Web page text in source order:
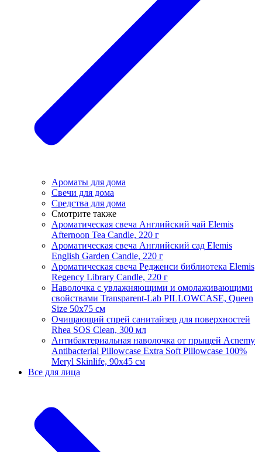
Ароматы для дома
Свечи для дома
Средства для дома
Смотрите также
Ароматическая свеча Английский чай Elemis
Afternoon Tea Candle, 220 г
Ароматическая свеча Английский сад Elemis
English Garden Candle, 220 г
Ароматическая свеча Редженси библиотека Elemis
Regency Library Candle, 220 г
Наволочка с увлажняющими и омолаживающими
свойствами Transparent-Lab PILLOWCASE, Queen
Size 50x75 см
Очищающий спрей санитайзер для поверхностей
Rhea SOS Clean, 300 мл
Антибактериальная наволочка от прыщей Acnemy
Antibacterial Pillowcase Extra Soft Pillowcase 100%
Meryl Skinlife, 90х45 см
Все для лица